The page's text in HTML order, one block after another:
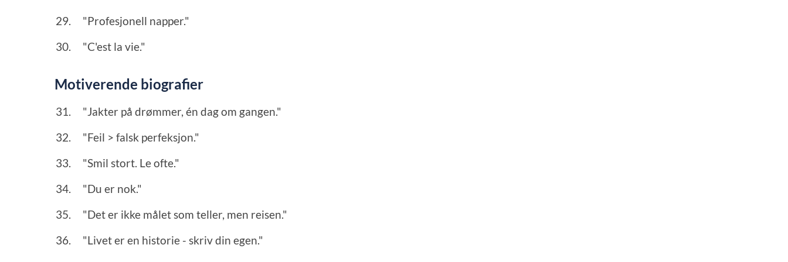
"Profesjonell napper."
"C'est la vie."
Motiverende biografier
"Jakter på drømmer, én dag om gangen."
"Feil > falsk perfeksjon."
"Smil stort. Le ofte."
"Du er nok."
"Det er ikke målet som teller, men reisen."
"Livet er en historie - skriv din egen."